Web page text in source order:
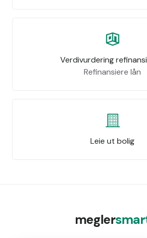
Verdivurdering
Refinansiere lån
Leie ut bolig
megler